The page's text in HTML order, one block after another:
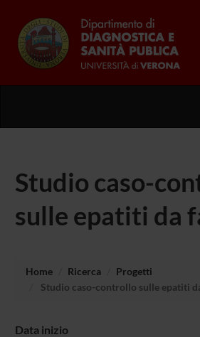
Studio caso-
sulle epatiti da
Home Ricerca
Progetti
Studio caso-controllo sulle epatiti
Data inizio